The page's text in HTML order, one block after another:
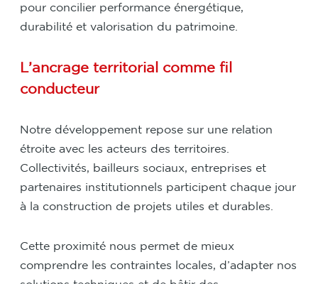
pour concilier performance énergétique,
durabilité et valorisation du patrimoine.
L’ancrage territorial comme fil
conducteur
Notre développement repose sur une relation
étroite avec les acteurs des territoires.
Collectivités, bailleurs sociaux, entreprises et
partenaires institutionnels participent chaque jour
à la construction de projets utiles et durables.
Cette proximité nous permet de mieux
comprendre les contraintes locales, d’adapter nos